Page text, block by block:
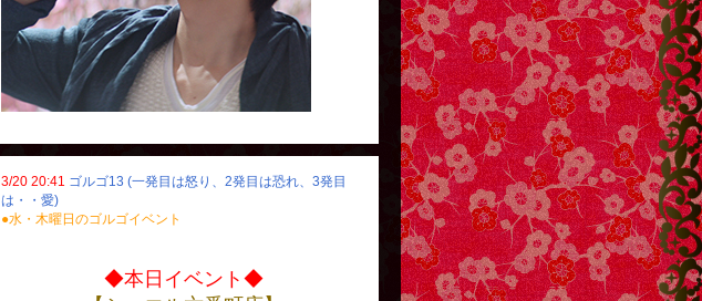
3/20 20:41 ゴルゴ13 (一発目は怒り、2発目は恐れ、3発目
は・・愛)
●水・木曜日のゴルゴイベント
◆本日イベント◆